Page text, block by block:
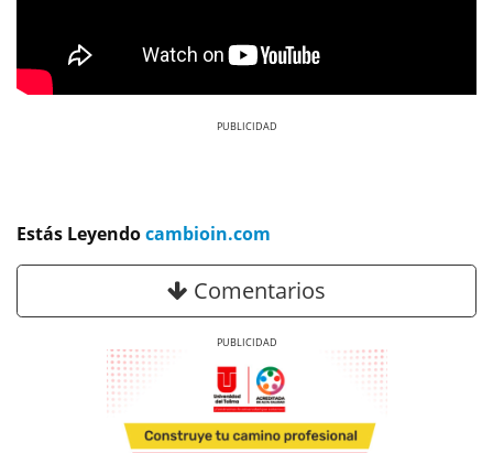
Estás Leyendocambioin.com
Comentarios